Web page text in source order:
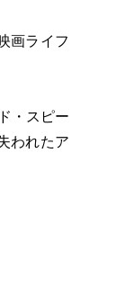
画ライフ
・スピー
われたア